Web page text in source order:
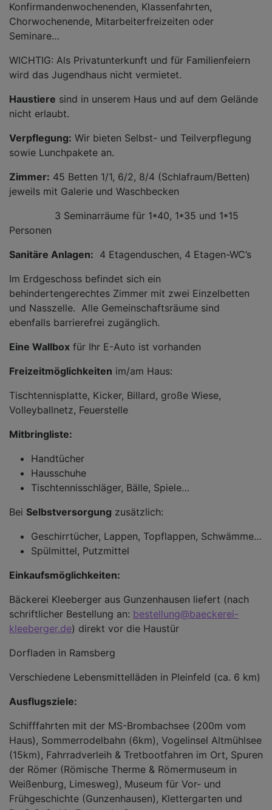
Konfirmandenwochenenden, Klassenfahrten,
Chorwochenende, Mitarbeiterfreizeiten oder
Seminare…
WICHTIG: Als Privatunterkunft und für Familienfeiern
wird das Jugendhaus nicht vermietet.
Haustiere sind in unserem Haus und auf dem Gelände
nicht erlaubt.
Verpflegung: Wir bieten Selbst- und Teilverpflegung
sowie Lunchpakete an.
Zimmer: 45 Betten 1/1, 6/2, 8/4 (Schlafraum/Betten)
jeweils mit Galerie und Waschbecken
3 Seminarräume für 1*40, 1*35 und 1*15
Personen
Sanitäre Anlagen: 4 Etagenduschen, 4 Etagen-WC’s
Im Erdgeschoss befindet sich ein
behindertengerechtes Zimmer mit zwei Einzelbetten
und Nasszelle. Alle Gemeinschaftsräume sind
ebenfalls barrierefrei zugänglich.
Eine Wallbox für Ihr E-Auto ist vorhanden
Freizeitmöglichkeiten im/am Haus:
Tischtennisplatte, Kicker, Billard, große Wiese,
Volleyballnetz, Feuerstelle
Mitbringliste:
Handtücher
Hausschuhe
Tischtennisschläger, Bälle, Spiele…
Bei Selbstversorgung zusätzlich:
Geschirrtücher, Lappen, Topflappen, Schwämme…
Spülmittel, Putzmittel
Einkaufsmöglichkeiten:
Bäckerei Kleeberger aus Gunzenhausen liefert (nach
schriftlicher Bestellung an: bestellung@baeckerei-
kleeberger.de) direkt vor die Haustür
Dorfladen in Ramsberg
Verschiedene Lebensmittelläden in Pleinfeld (ca. 6 km)
Ausflugsziele:
Schifffahrten mit der MS-Brombachsee (200m vom
Haus), Sommerrodelbahn (6km), Vogelinsel Altmühlsee
(15km), Fahrradverleih & Tretbootfahren im Ort, Spuren
der Römer (Römische Therme & Römermuseum in
Weißenburg, Limesweg), Museum für Vor- und
Frühgeschichte (Gunzenhausen), Klettergarten und